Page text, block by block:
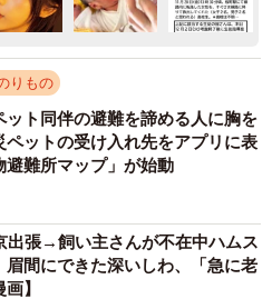
りもの
ット同伴の避難を諦める人に胸を
ットの受け入れ先をアプリに表
避難所マップ」が始動
出張→飼い主さんが不在中ハムス
間にできた深いしわ、「急に老
】